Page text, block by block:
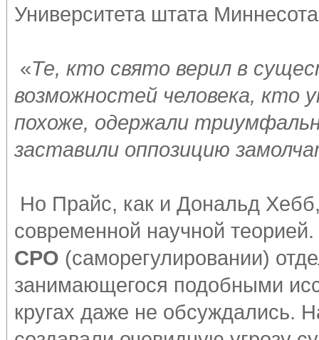
Университета штата
«Те, кто свято верил в
возможностей человека, кто
похоже, одержали
заставили оппозицию
Но Прайс, как и Дональд
современной научной
СРО (саморегулировании)
занимающегося подобными
кругах даже не обсуждались.